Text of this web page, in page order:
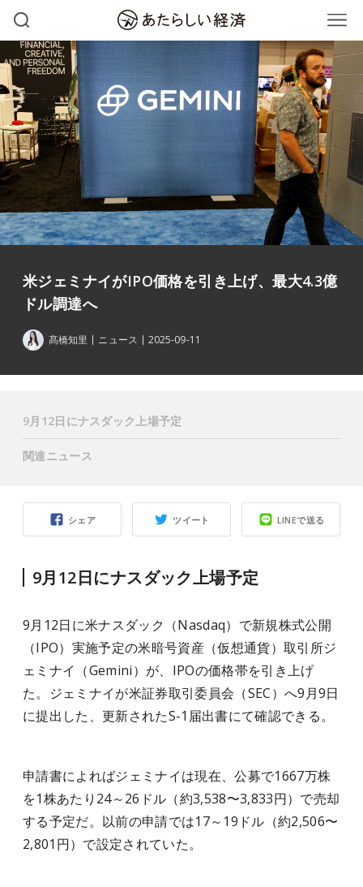
米ジェミナイがIPO価格を引き上げ、最大4.3億
ドル調達へ
髙橋知里 ニュース 2025-09-11
シェア ツイート LINEで送る
9月12日にナスダック上場予定
9月12日に米ナスダック（Nasdaq）で新規株式公開
（IPO）実施予定の米暗号資産（仮想通貨）取引所ジ
ェミナイ（Gemini）が、IPOの価格帯を引き上げ
た。ジェミナイが米証券取引委員会（SEC）へ9月9日
に提出した、更新されたS-1届出書にて確認できる。
申請書によればジェミナイは現在、公募で1667万株
を1株あたり24～26ドル（約3,538〜3,833円）で売却
する予定だ。以前の申請では17～19ドル（約2,506〜
2,801円）で設定されていた。
9月12日にナスダック上場予定
関連ニュース